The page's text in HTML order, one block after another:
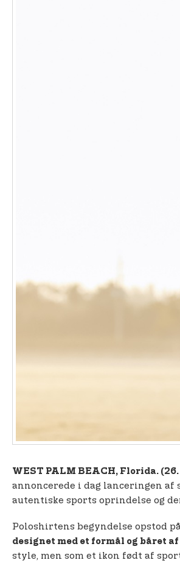
WEST PALM BEACH, Florida.
annoncerede i dag lanceringen af
autentiske sports oprindelse og
Poloshirtens begyndelse opstod
designet med et formål og båret
style, men som et ikon født af